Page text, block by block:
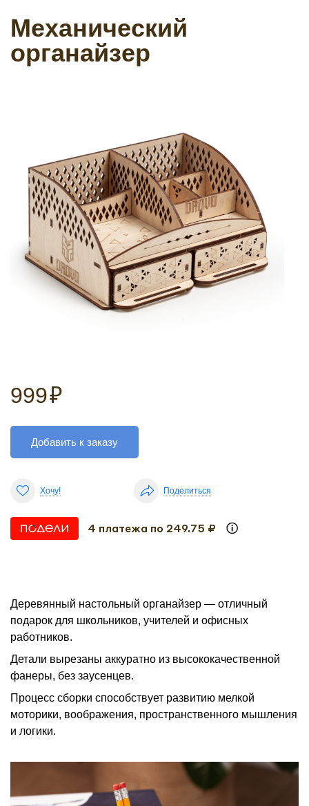
Механический
органайзер
999₽
Добавить к заказу
Хочу! Поделиться
4 платежа по 249.75 ₽
Деревянный настольный органайзер — отличный
подарок для школьников, учителей и офисных
работников.
Детали вырезаны аккуратно из высококачественной
фанеры, без заусенцев.
Процесс сборки способствует развитию мелкой
моторики, воображения, пространственного мышления
и логики.